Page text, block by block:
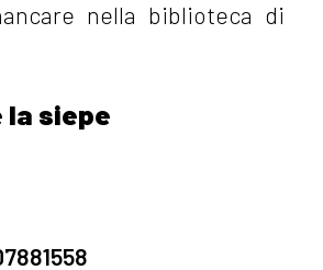
nella biblioteca di
la siepe